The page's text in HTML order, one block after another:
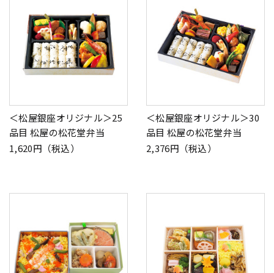
＜松屋銀座オリジナル＞25
品目 松屋の松花堂弁当
1,620円（税込）
＜松屋銀座オリジナル＞30
品目 松屋の松花堂弁当
2,376円（税込）